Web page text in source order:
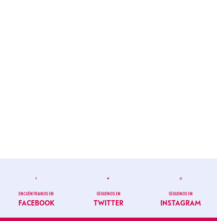
ENCUÉNTRANOS EN
FACEBOOK
SÍGUENOS EN
TWITTER
SÍGUENOS EN
INSTAGRAM